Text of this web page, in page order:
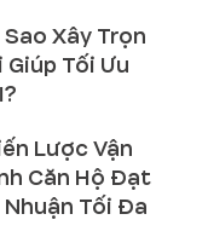
Sao Xây Trọn
Giúp Tối Ưu
Lược Vận
Căn Hộ Đạt
Nhuận Tối Đa